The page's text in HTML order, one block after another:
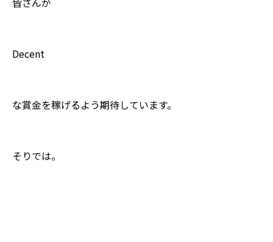
Decent
な賞金を稼げるよう期待しています。
そりでは。